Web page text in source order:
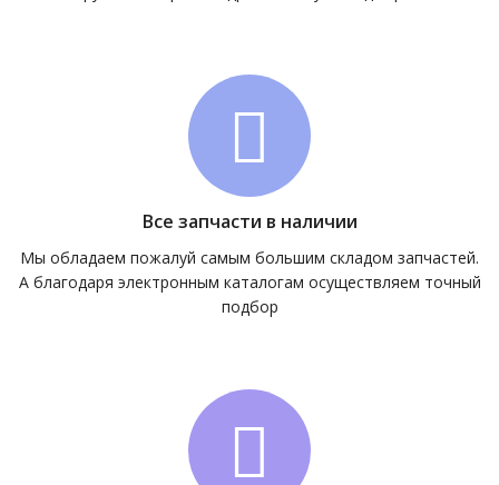
Все запчасти в наличии
Мы обладаем пожалуй самым большим складом запчастей.
А благодаря электронным каталогам осуществляем точный
подбор